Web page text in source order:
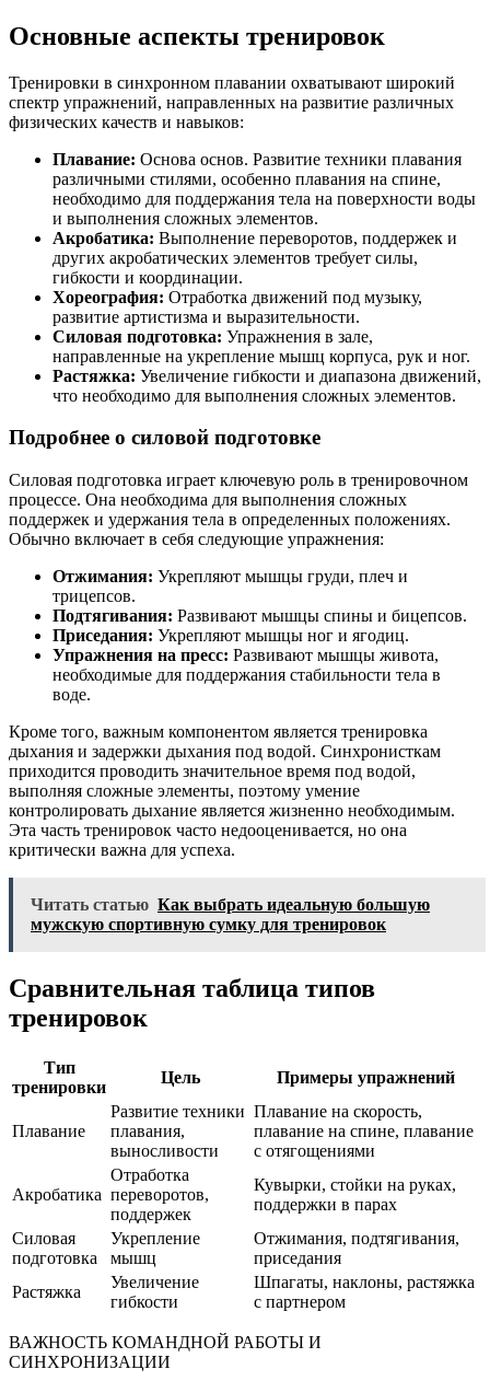
Основные аспекты тренировок
Тренировки в синхронном плавании охватывают широкий
спектр упражнений, направленных на развитие различных
физических качеств и навыков:
Плавание: Основа основ. Развитие техники плавания
различными стилями, особенно плавания на спине,
необходимо для поддержания тела на поверхности воды
и выполнения сложных элементов.
Акробатика: Выполнение переворотов, поддержек и
других акробатических элементов требует силы,
гибкости и координации.
Хореография: Отработка движений под музыку,
развитие артистизма и выразительности.
Силовая подготовка: Упражнения в зале,
направленные на укрепление мышц корпуса, рук и ног.
Растяжка: Увеличение гибкости и диапазона движений,
что необходимо для выполнения сложных элементов.
Подробнее о силовой подготовке
Силовая подготовка играет ключевую роль в тренировочном
процессе. Она необходима для выполнения сложных
поддержек и удержания тела в определенных положениях.
Обычно включает в себя следующие упражнения:
Отжимания: Укрепляют мышцы груди, плеч и
трицепсов.
Подтягивания: Развивают мышцы спины и бицепсов.
Приседания: Укрепляют мышцы ног и ягодиц.
Упражнения на пресс: Развивают мышцы живота,
необходимые для поддержания стабильности тела в
воде.
Кроме того, важным компонентом является тренировка
дыхания и задержки дыхания под водой. Синхронисткам
приходится проводить значительное время под водой,
выполняя сложные элементы, поэтому умение
контролировать дыхание является жизненно необходимым.
Эта часть тренировок часто недооценивается, но она
критически важна для успеха.
Читать статью Как выбрать идеальную большую
мужскую спортивную сумку для тренировок
Сравнительная таблица типов
тренировок
Тип
тренировки
Цель Примеры упражнений
Плавание
Развитие техники
плавания,
выносливости
Плавание на скорость,
плавание на спине, плавание
с отягощениями
Акробатика
Отработка
переворотов,
поддержек
Кувырки, стойки на руках,
поддержки в парах
Силовая
подготовка
Укрепление
мышц
Отжимания, подтягивания,
приседания
Растяжка
Увеличение
гибкости
Шпагаты, наклоны, растяжка
с партнером
ВАЖНОСТЬ КОМАНДНОЙ РАБОТЫ И
СИНХРОНИЗАЦИИ